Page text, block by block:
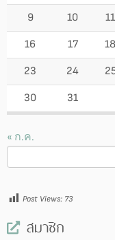
9 10 11
16 17 18
23 24
30 31
« ก.ค.
สำหรับ:
Post Views: 73
สมาชิก